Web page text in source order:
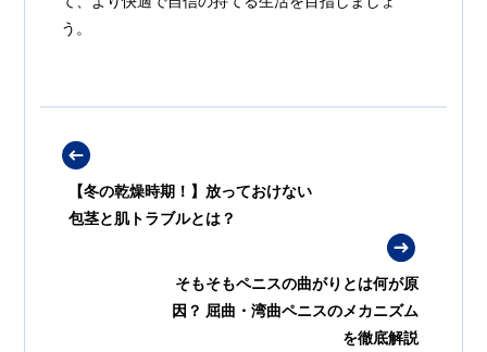
う。
【冬の乾燥時期！】放っておけない
包茎と肌トラブルとは？
そもそもペニスの曲がりとは何が原
因？ 屈曲・湾曲ペニスのメカニズム
を徹底解説